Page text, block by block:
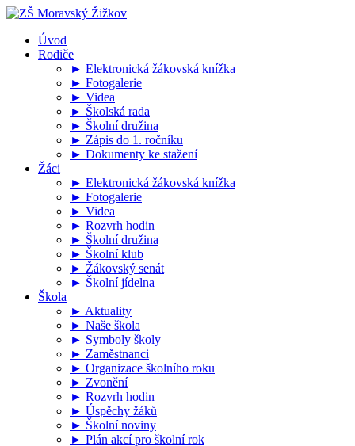
Úvod
Rodiče
► Elektronická žákovská knížka
► Fotogalerie
► Videa
► Školská rada
► Školní družina
► Zápis do 1. ročníku
► Dokumenty ke stažení
Žáci
► Elektronická žákovská knížka
► Fotogalerie
► Videa
► Rozvrh hodin
► Školní družina
► Školní klub
► Žákovský senát
► Školní jídelna
Škola
► Aktuality
► Naše škola
► Symboly školy
► Zaměstnanci
► Organizace školního roku
► Zvonění
► Rozvrh hodin
► Úspěchy žáků
► Školní noviny
► Plán akcí pro školní rok